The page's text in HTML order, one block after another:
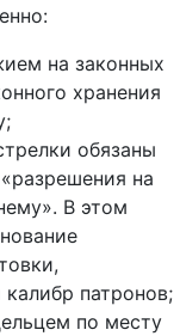
на законных
хранения
обязаны
на
В этом
патронов;
по месту